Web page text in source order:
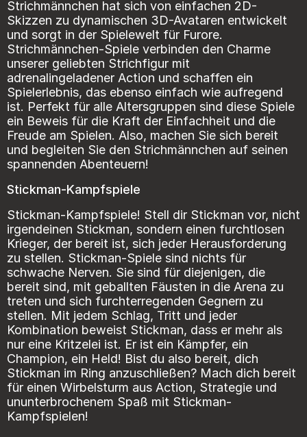
Strichmännchen hat sich von einfachen 2D-
Skizzen zu dynamischen 3D-Avataren entwickelt
und sorgt in der Spielewelt für Furore.
Strichmännchen-Spiele verbinden den Charme
unserer geliebten Strichfigur mit
adrenalingeladener Action und schaffen ein
Spielerlebnis, das ebenso einfach wie aufregend
ist. Perfekt für alle Altersgruppen sind diese Spiele
ein Beweis für die Kraft der Einfachheit und die
Freude am Spielen. Also, machen Sie sich bereit
und begleiten Sie den Strichmännchen auf seinen
spannenden Abenteuern!
Stickman-Kampfspiele
Stickman-Kampfspiele! Stell dir Stickman vor, nicht
irgendeinen Stickman, sondern einen furchtlosen
Krieger, der bereit ist, sich jeder Herausforderung
zu stellen. Stickman-Spiele sind nichts für
schwache Nerven. Sie sind für diejenigen, die
bereit sind, mit geballten Fäusten in die Arena zu
treten und sich furchterregenden Gegnern zu
stellen. Mit jedem Schlag, Tritt und jeder
Kombination beweist Stickman, dass er mehr als
nur eine Kritzelei ist. Er ist ein Kämpfer, ein
Champion, ein Held! Bist du also bereit, dich
Stickman im Ring anzuschließen? Mach dich bereit
für einen Wirbelsturm aus Action, Strategie und
ununterbrochenem Spaß mit Stickman-
Kampfspielen!